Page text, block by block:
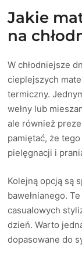
Jakie
na
W chłodniejsze
cieplejszych
termiczny.
wełny lub
ale również
pamiętać, że
pielęgnacji i
Kolejną opcją są
bawełnianego.
casualowych
dzień. Warto
dopasowane do